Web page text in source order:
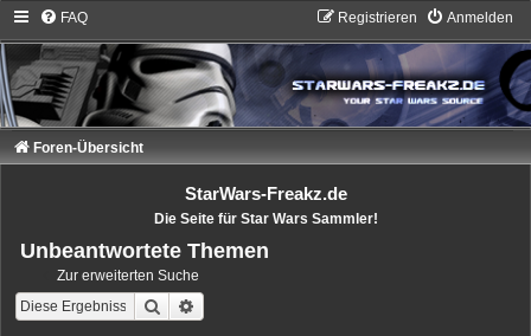
FAQ Anmelden
Registrieren
Foren-Übersicht
StarWars-Freakz.de
Die Seite für Star Wars Sammler!
Unbeantwortete Themen
Zur erweiterten Suche
Suche